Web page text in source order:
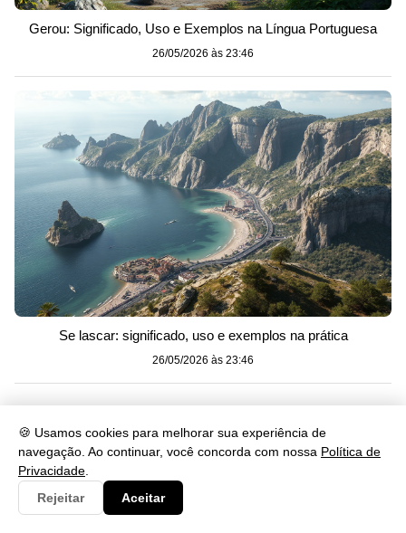
🍪 Usamos cookies para melhorar sua experiência de
navegação. Ao continuar, você concorda com nossa Política de
Privacidade
Rejeitar
Aceitar
Gerou: Significado, Uso e Exemplos na Língua Portuguesa
26/05/2026 às 23:46
Se lascar: significado, uso e exemplos na prática
26/05/2026 às 23:46
230
Biologia